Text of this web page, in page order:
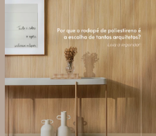
Os rodapés de poliestireno
conquistaram espaço na arquitetura
porque unem estética, praticidade e
desempenho em um único produto.
Diferente